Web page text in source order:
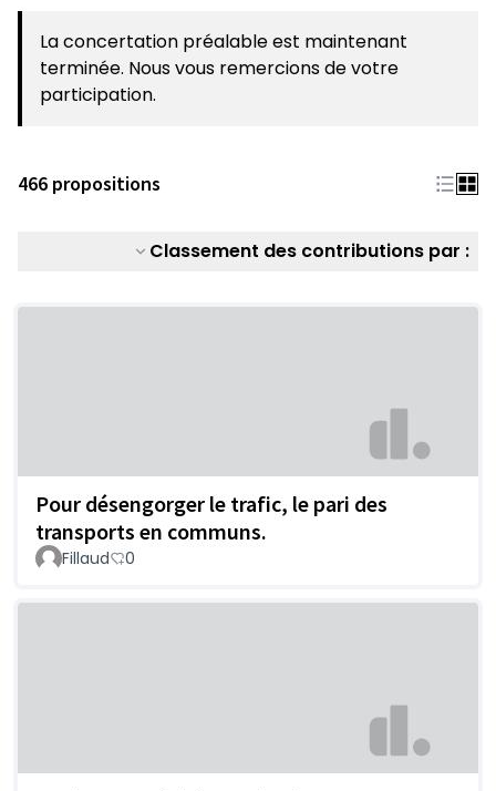
La concertation préalable est maintenant
terminée. Nous vous remercions de votre
participation.
466 propositions
Classement des contributions par :
Pour désengorger le trafic, le pari des
transports en communs.
Fillaud 0